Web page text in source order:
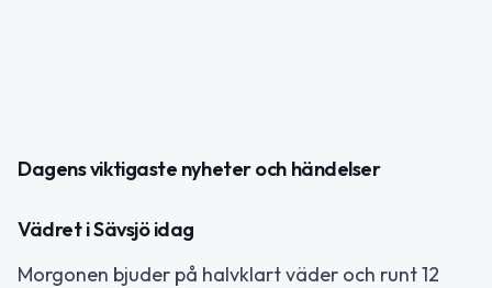
Dagens viktigaste nyheter och händelser
Vädret i Sävsjö idag
Morgonen bjuder på halvklart väder och runt 12